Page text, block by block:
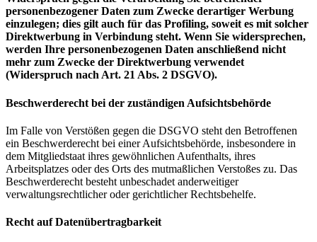
personenbezogener Daten zum Zwecke derartiger Werbung
einzulegen; dies gilt auch für das Profiling, soweit es mit solcher
Direktwerbung in Verbindung steht. Wenn Sie widersprechen,
werden Ihre personenbezogenen Daten anschließend nicht
mehr zum Zwecke der Direktwerbung verwendet
(Widerspruch nach Art. 21 Abs. 2 DSGVO).
Beschwerderecht bei der zuständigen Aufsichtsbehörde
Im Falle von Verstößen gegen die DSGVO steht den Betroffenen
ein Beschwerderecht bei einer Aufsichtsbehörde, insbesondere in
dem Mitgliedstaat ihres gewöhnlichen Aufenthalts, ihres
Arbeitsplatzes oder des Orts des mutmaßlichen Verstoßes zu. Das
Beschwerderecht besteht unbeschadet anderweitiger
verwaltungsrechtlicher oder gerichtlicher Rechtsbehelfe.
Recht auf Datenübertragbarkeit